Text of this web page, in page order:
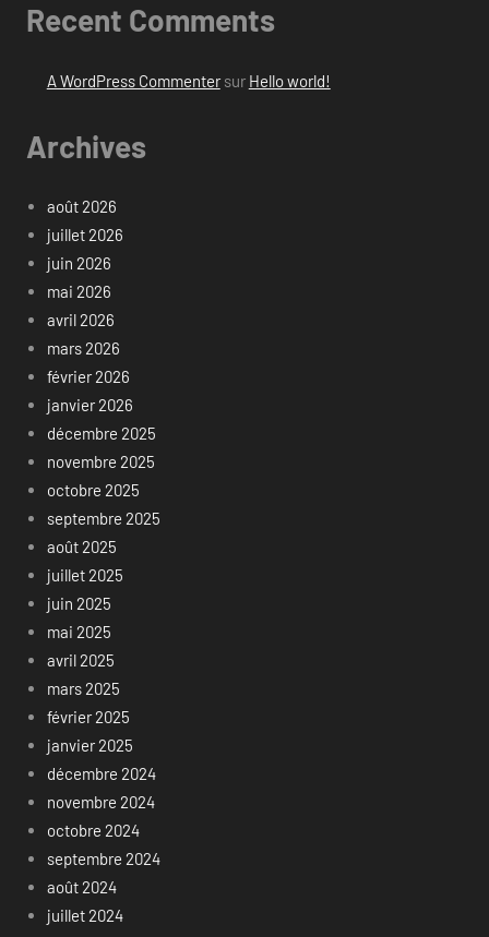
Recent Comments
A WordPress Commentersur Hello world!
Archives
août 2026
juillet 2026
juin 2026
mai 2026
avril 2026
mars 2026
février 2026
janvier 2026
décembre 2025
novembre 2025
octobre 2025
septembre 2025
août 2025
juillet 2025
juin 2025
mai 2025
avril 2025
mars 2025
février 2025
janvier 2025
décembre 2024
novembre 2024
octobre 2024
septembre 2024
août 2024
juillet 2024